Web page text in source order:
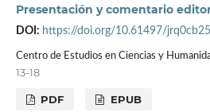
Presentación y comentario
DOI: https://doi.org/10.61497/jrq0cb25
Centro de Estudios en Ciencias y
13-18
PDF EPUB